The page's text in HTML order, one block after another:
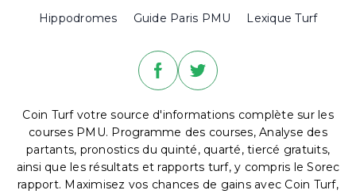
Hippodromes Guide Paris PMU Lexique Turf
Coin Turf votre source d'informations complète sur les
courses PMU. Programme des courses, Analyse des
partants, pronostics du quinté, quarté, tiercé gratuits,
ainsi que les résultats et rapports turf, y compris le Sorec
rapport. Maximisez vos chances de gains avec Coin Turf,